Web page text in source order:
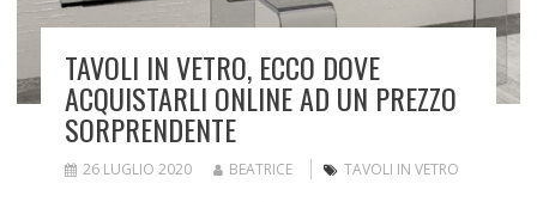
TAVOLI IN VETRO, ECCO DOVE
ACQUISTARLI ONLINE AD UN PREZZO
SORPRENDENTE
26 LUGLIO 2020 BEATRICE TAVOLI IN VETRO